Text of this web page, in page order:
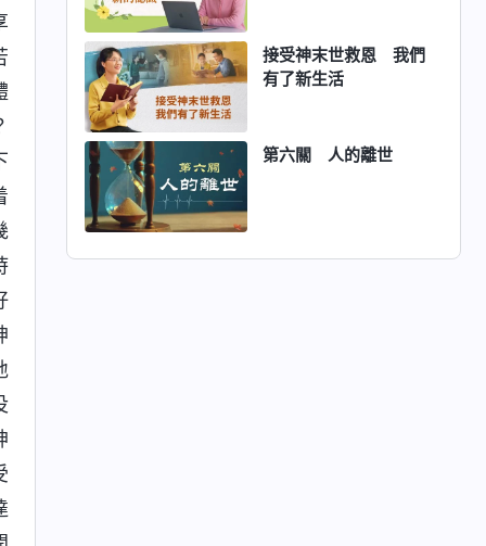
接受神末世救恩 我們
有了新生活
第六關 人的離世